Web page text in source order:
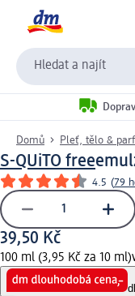
Hledat a najít
Domů Pleť, tělo &
S-QUiTO free
4.5 (79
39,50 Kč
100 ml (3,95 Kč za 10 ml)